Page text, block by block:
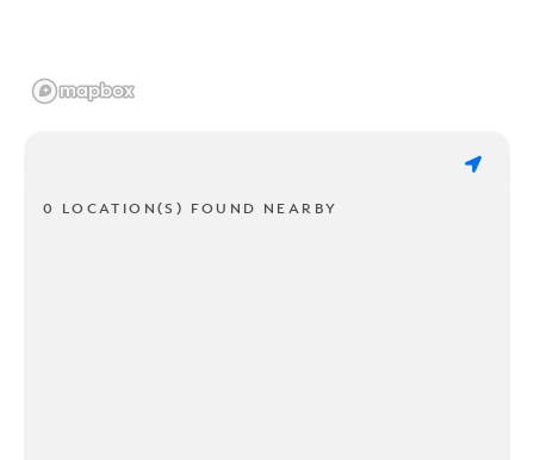
0 LOCATION(S) FOUND NEARBY